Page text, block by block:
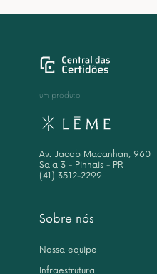
Sobre nós
Nossa equipe
Infraestrutura
um produto
Av. Jacob Macanhan, 960
Sala 3 - Pinhais - PR
(41) 3512-2299